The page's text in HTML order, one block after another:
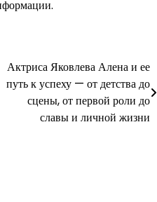
Актриса Яковлева Алена и ее
путь к успеху — от детства до
сцены, от первой роли до
славы и личной жизни